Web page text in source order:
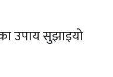
उपाय सुझाइयो